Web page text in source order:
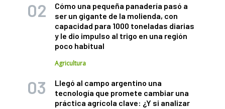
Cómo una pequeña panadería pasó a
ser un gigante de la molienda, con
capacidad para 1000 toneladas diarias
y le dio impulso al trigo en una región
poco habitual
Agricultura
Llegó al campo argentino una
tecnología que promete cambiar una
práctica agrícola clave: ¿Y si analizar